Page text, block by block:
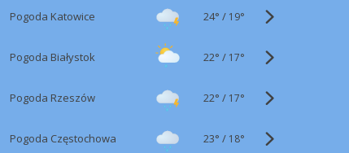
Pogoda Katowice 24° / 19°
Pogoda Białystok 22° / 17°
Pogoda Rzeszów 22° / 17°
Pogoda Częstochowa 23° / 18°